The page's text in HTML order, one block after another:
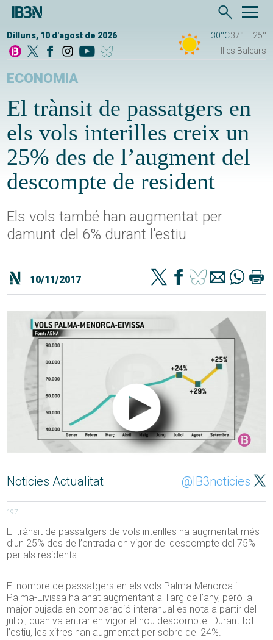
Dilluns, 10 d'agost de 2026 30°C37°
25°
Illes Balears
ECONOMIA
El trànsit de passatgers en
els vols interilles creix un
25% des de l’augment del
descompte de resident
Els vols també han augmentat per
damunt del 6% durant l'estiu
10/11/2017
Noticies Actualitat @IB3noticies
197
El trànsit de passatgers de vols interilles ha augmentat més
d’un 25% des de l’entrada en vigor del descompte del 75%
per als residents.
El nombre de passatgers en els vols Palma-Menorca i
Palma-Eivissa ha anat augmentant al llarg de l’any, però la
major pujada en comparació interanual es nota a partir del
juliol, quan va entrar en vigor el nou descompte. Durant tot
l’estiu, les xifres han augmentat per sobre del 24%.